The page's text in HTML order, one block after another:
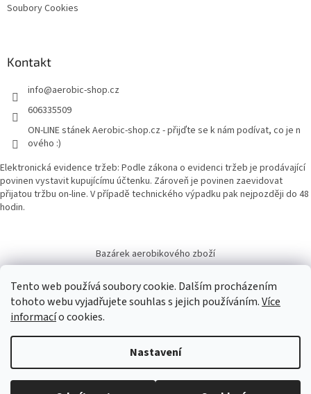
Tento web používá soubory cookie. Dalším procházením
tohoto webu vyjadřujete souhlas s jejich používáním.Více
informacío cookies.
Nastavení
Soubory Cookies
Kontakt
info@aerobic-shop.cz
606335509
ON-LINE stánek Aerobic-shop.cz - přijďte se k nám podívat, co je n
ového :)
Elektronická evidence tržeb: Podle zákona o evidenci tržeb je prodávající
povinen vystavit kupujícímu účtenku. Zároveň je povinen zaevidovat
přijatou tržbu on-line. V případě technického výpadku pak nejpozději do 48
hodin.
Bazárek aerobikového zboží
Copyright 2026Aerobic-shop.cz. Všechna práva vyhrazena.Upravit